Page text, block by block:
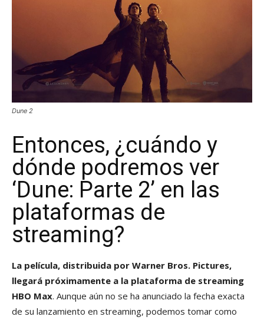
Dune 2
Entonces, ¿cuándo y
dónde podremos ver
‘Dune: Parte 2’ en las
plataformas de
streaming?
La película, distribuida por Warner Bros. Pictures,
llegará próximamente a la plataforma de streaming
HBO Max. Aunque aún no se ha anunciado la fecha exacta
de su lanzamiento en streaming, podemos tomar como